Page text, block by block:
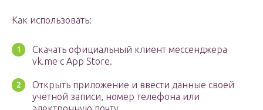
Как использовать:
Скачать официальный клиент мессенджера
vk.me с App Store.
Открыть приложение и ввести данные своей
учетной записи, номер телефона или